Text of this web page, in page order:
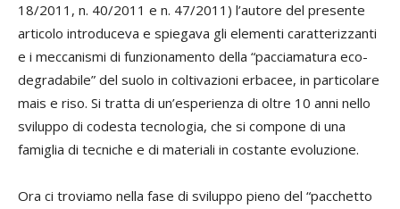
18/2011, n. 40/2011 e n. 47/2011) l’autore del presente
articolo introduceva e spiegava gli elementi caratterizzanti
e i meccanismi di funzionamento della “pacciamatura eco-
degradabile” del suolo in coltivazioni erbacee, in particolare
mais e riso. Si tratta di un’esperienza di oltre 10 anni nello
sviluppo di codesta tecnologia, che si compone di una
famiglia di tecniche e di materiali in costante evoluzione.
Ora ci troviamo nella fase di sviluppo pieno del “pacchetto